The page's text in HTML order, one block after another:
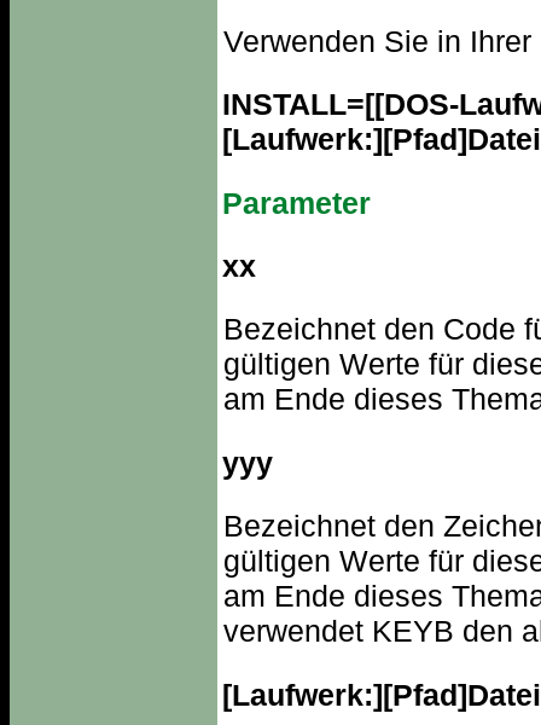
Verwenden Sie in
INSTALL=[[DOS-
Parameter
xx
Bezeichnet den Code
gültigen Werte für
am Ende dieses
yyy
Bezeichnet den
gültigen Werte für
am Ende dieses
verwendet KEYB den